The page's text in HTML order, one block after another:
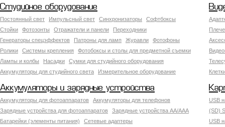
Студийное оборудование
Постоянный свет Импульсный свет Синхронизаторы
Софтбоксы
Стойки
Фотозонты Отражатели и панели
Переходники
Генераторы спецэффектов
Патроны для ламп Журавли
Фотофоны
Ролики
Системы крепления
Фотобоксы и столы для предметной съемки
Лампы и колбы
Насадки
Сумки для студийного оборудования
Аккумуляторы для студийного света
Измерительное оборудование
Аккумуляторы и зарядные устройства
Аккумуляторы для фотоаппаратов
Аккумуляторы для телефонов
Зарядные устройства для фотоаппаратов
Зарядные устройства AA/AAA
Батарейки (элементы питания)
Сетевые адаптеры
USB
(SD)
USB